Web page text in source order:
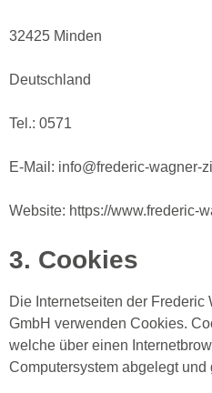
32425 Minden
Deutschland
Tel.: 0571
E-Mail: info@frederic-wagner-
Website: https://www.frederic-
3. Cookies
Die Internetseiten der
GmbH verwenden Cookies.
welche über einen
Computersystem abgelegt und